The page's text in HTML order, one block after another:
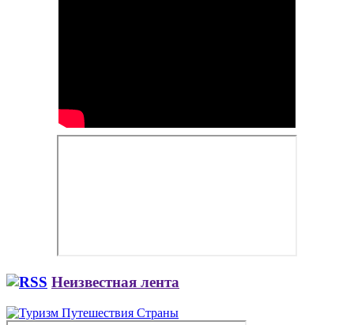
Неизвестная лента